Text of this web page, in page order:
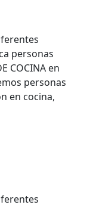
personas
COCINA en
personas
en cocina,